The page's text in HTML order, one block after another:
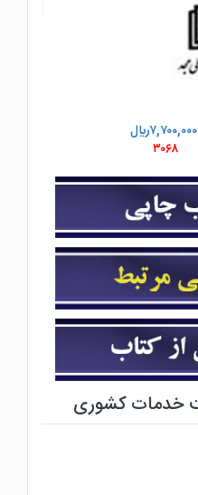
۷,۷۰۰,۰۰۰ريال
۳۰۶۸
خدمات کشوری